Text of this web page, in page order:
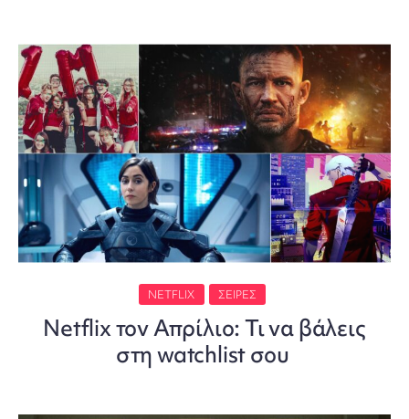
NETFLIX ΣΕΙΡΈΣ
Netflix τον Απρίλιο: Τι να βάλεις
στη watchlist σου